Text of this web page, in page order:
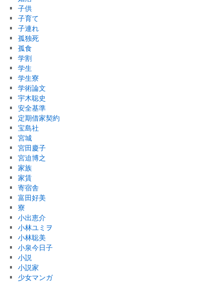
子供
子育て
子連れ
孤独死
孤食
学割
学生
学生寮
学術論文
宇木聡史
安全基準
定期借家契約
宝島社
宮城
宮田慶子
宮迫博之
家族
家賃
寄宿舎
富田好美
寮
小出恵介
小林ユミヲ
小林聡美
小泉今日子
小説
小説家
少女マンガ